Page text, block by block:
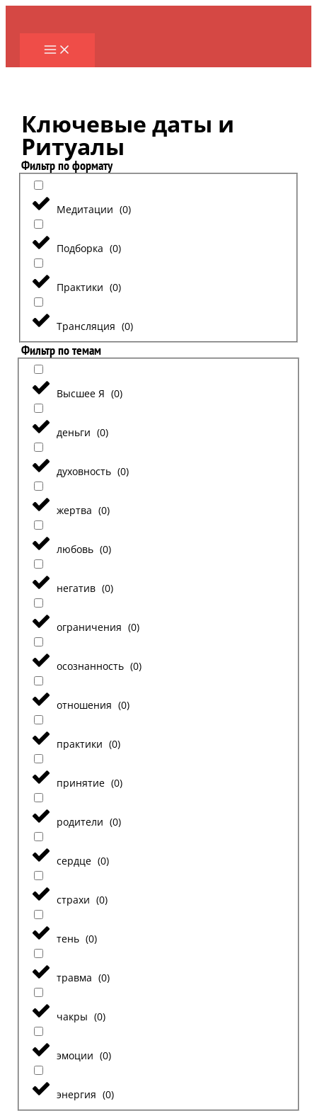
Перейти
содержимому
Ключевые даты и
Ритуалы
Фильтр по формату
Медитации (0)
Подборка (0)
Практики (0)
Трансляция (0)
Фильтр по темам
Высшее Я (0)
деньги (0)
духовность (0)
жертва (0)
любовь (0)
негатив (0)
ограничения (0)
осознанность (0)
отношения (0)
практики (0)
принятие (0)
родители (0)
сердце (0)
страхи (0)
тень (0)
травма (0)
чакры (0)
эмоции (0)
энергия (0)